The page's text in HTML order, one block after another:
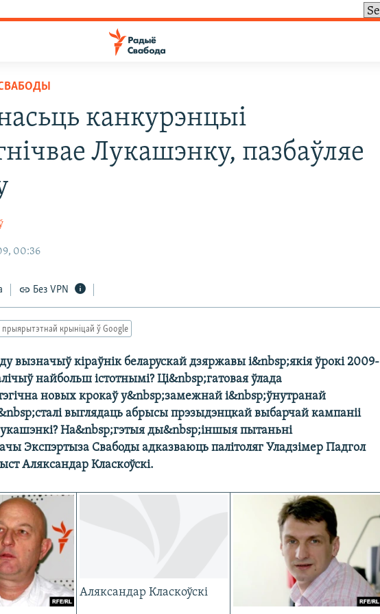
канкурэнцыі
Лукашэнку, пазбаўляе
00:36
Без VPN
прыярытэтнай крыніцай ў Google
вызначыў кіраўнік беларускай дзяржавы і&nbsp;якія ўрокі 2009-
найбольш істотнымі? Ці&nbsp;гатовая ўлада
новых крокаў у&nbsp;замежнай і&nbsp;ўнутранай
выглядаць абрысы прэзыдэнцкай выбарчай кампаніі
На&nbsp;гэтыя ды&nbsp;іншыя пытаньні
Экспэртыза Свабоды адказваюць палітоляг Уладзімер Падгол
Аляксандар Класкоўскі.
Аляксандар Класкоўскі